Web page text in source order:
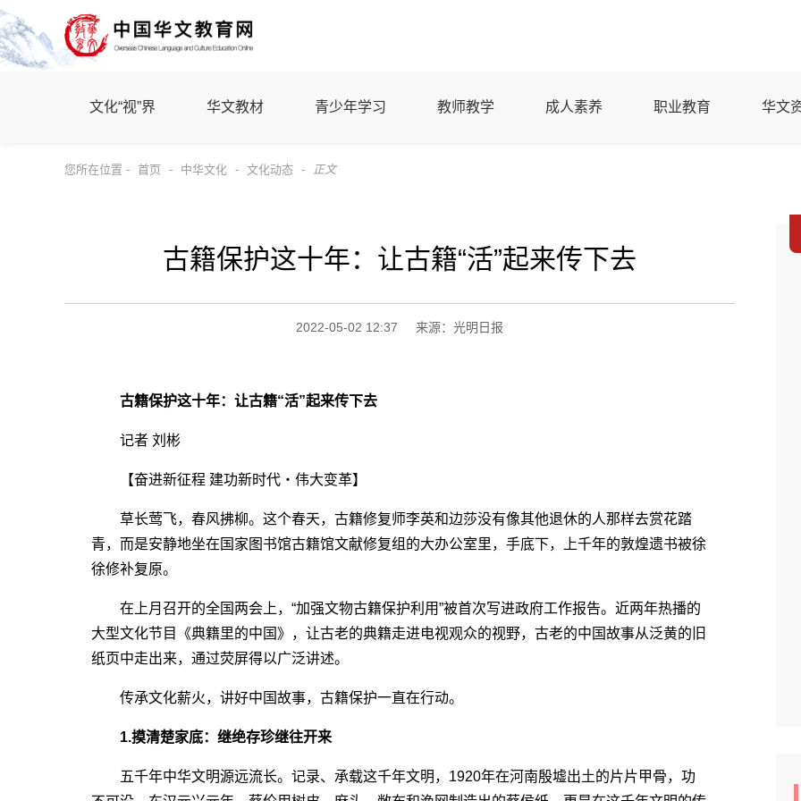
文化“视”界 华文教材 青少年学习 教师教学 成人素养 职业教育 华文
您所在位置 - 首页 - 中华文化 - 文化动态 - 正文
古籍保护这十年：让古籍“活”起来传下去
2022-05-02 12:37 来源：光明日报
古籍保护这十年：让古籍“活”起来传下去
记者 刘彬
【奋进新征程 建功新时代・伟大变革】
草长莺飞，春风拂柳。这个春天，古籍修复师李英和边莎没有像其他退休的人那样去赏花踏
青，而是安静地坐在国家图书馆古籍馆文献修复组的大办公室里，手底下，上千年的敦煌遗书被徐
徐修补复原。
在上月召开的全国两会上，“加强文物古籍保护利用”被首次写进政府工作报告。近两年热播的
大型文化节目《典籍里的中国》，让古老的典籍走进电视观众的视野，古老的中国故事从泛黄的旧
纸页中走出来，通过荧屏得以广泛讲述。
传承文化薪火，讲好中国故事，古籍保护一直在行动。
1.摸清楚家底：继绝存珍继往开来
五千年中华文明源远流长。记录、承载这千年文明，1920年在河南殷墟出土的片片甲骨，功